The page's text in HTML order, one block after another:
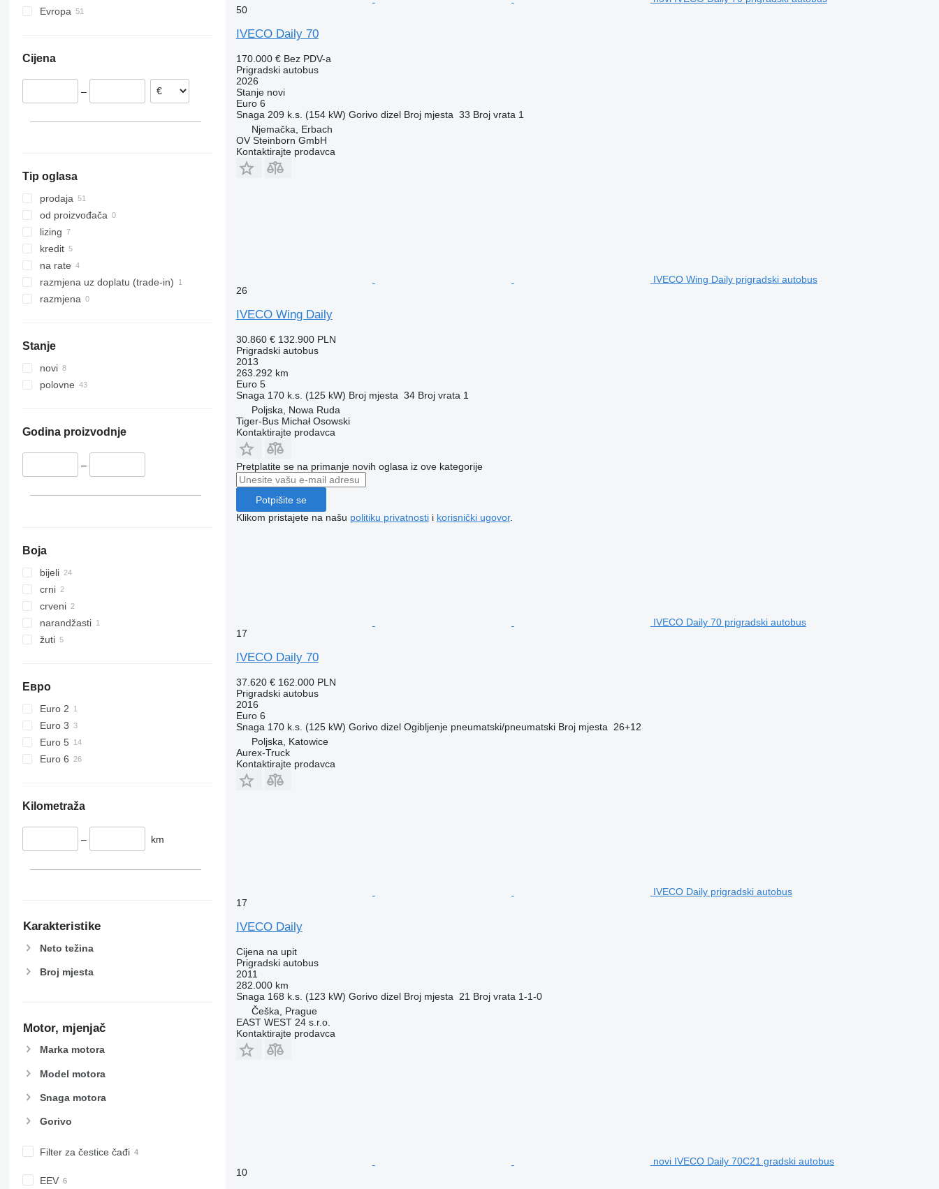
Tourino
Vario
Carrus
Evropa
Češka
Hrvatska
Cijena
–
Tip oglasa
prodaja
od proizvođača
lizing
kredit
na rate
razmjena uz doplatu (trade-in)
razmjena
Stanje
novi
polovne
Godina proizvodnje
–
Boja
bijeli
crni
crveni
narandžasti
žuti
Евро
Euro 2
Euro 3
Euro 5
Euro 6
Kilometraža
– km
Karakteristike
Neto težina
Broj mjesta
Motor, mjenjač
Marka motora
Model motora
Snaga motora
Gorivo
Filter za čestice čađi
EEV
50
IVECO Daily 70
170.000 € Bez PDV-a
Prigradski autobus
2026
Stanjenovi
Euro 6
Snaga 209 k.s. (154 kW) Gorivo dizel Broj mjesta 33 Broj vrata 1
Njemačka, Erbach
OV Steinborn GmbH
Kontaktirajte prodavca
IVECO Wing Daily prigradski autobus
26
IVECO Wing Daily
30.860 € 132.900 PLN
Prigradski autobus
2013
263.292 km
Euro 5
Snaga 170 k.s. (125 kW) Broj mjesta 34 Broj vrata 1
Poljska, Nowa Ruda
Tiger-Bus Michał Osowski
Kontaktirajte prodavca
Pretplatite se na primanje novih oglasa iz ove kategorije
Potpišite se
Klikom pristajete na našu politiku privatnostii korisnički ugovor.
IVECO Daily 70 prigradski autobus
17
IVECO Daily 70
37.620 € 162.000 PLN
Prigradski autobus
2016
Euro 6
Snaga 170 k.s. (125 kW) Gorivo dizel Ogibljenje pneumatski/pneumatski Broj mjesta
26+12
Poljska, Katowice
Aurex-Truck
Kontaktirajte prodavca
IVECO Daily prigradski autobus
17
IVECO Daily
Cijena na upit
Prigradski autobus
2011
282.000 km
Snaga 168 k.s. (123 kW) Gorivo dizel Broj mjesta 21 Broj vrata 1-1-0
Češka, Prague
EAST WEST 24 s.r.o.
Kontaktirajte prodavca
novi IVECO Daily 70C21 gradski autobus
10